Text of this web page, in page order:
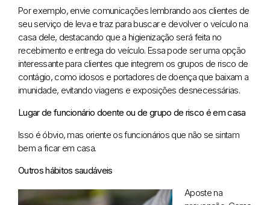
Por exemplo, envie comunicações lembrando aos clientes de
seu serviço de leva e traz para buscar e devolver o veículo na
casa dele, destacando que a higienização será feita no
recebimento e entrega do veículo. Essa pode ser uma opção
interessante para clientes que integrem os grupos de risco de
contágio, como idosos e portadores de doença que baixam a
imunidade, evitando viagens e exposições desnecessárias.
Lugar de funcionário doente ou de grupo de risco é em casa
Isso é óbvio, mas oriente os funcionários que não se sintam
bem a ficar em casa.
Outros hábitos saudáveis
Aposte na